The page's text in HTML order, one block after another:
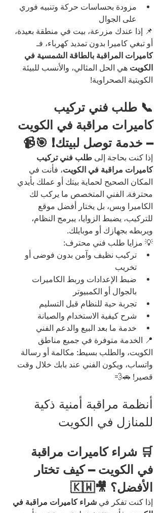
مزودة بحساسات حركة وتنبيه فوري
على الجوال
📌 إذا عندك مزرعة، بيت في منطقة بعيدة،
أو تبغي كاميرا بدون تمديد كهرباء، فـ
كاميرات المراقبة بالطاقة الشمسية في
الكويت هي الحل المثالي، والأنسب للبيئة
الكويتية الصحراوية!
📞 طلب فني تركيب
كاميرات مراقبة في الكويت
– خدمة توصل لبيتك! 🎯📹
إذا كنت بحاجة إلى طلب فني تركيب
كاميرات مراقبة في الكويت، فأنت في
المكان الصحيح لحماية بيتك أو عملك بأيدي
محترفة. الفني المتخصص ما يركب لك
الكاميرا وبس، بل يختار أفضل موقع
للتركيب، يضبط الزوايا، يبرمج النظام،
ويربطه بجهازك أو موبايلك.
💡 مزايا طلب فني محترف:
تركيب نظيف وآمن بدون فوضى أو
تخريب
ضبط الإعدادات وربط الكاميرات
بالجوال أو الكمبيوتر
تجربة حية للنظام قبل التسليم
شرح كيفية الاستخدام والصيانة
خدمة ما بعد البيع والدعم الفني
📍 الخدمة متوفرة في جميع مناطق
الكويت، والطلب بسيط: مكالمة أو رسالة
واتساب، ويكون الفني عند بابك خلال وقت
قصير! 🚗💨
أنظمة مراقبة أمنية ذكية
للمنازل في الكويت
🛒 شراء كاميرات مراقبة
في الكويت – كيف تختار
الأفضل؟ 🎥🇰🇼
إذا كنت تفكر في شراء كاميرات مراقبة في